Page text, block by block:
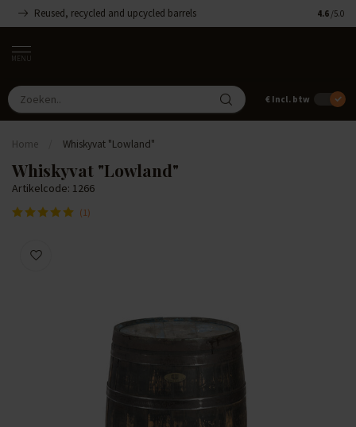
Reused, recycled and upcycled barrels 4.6 /5.0
MENU
€ Incl. btw
Home Whiskyvat "Lowland"
Whiskyvat "Lowland"
Artikelcode: 1266
(1)